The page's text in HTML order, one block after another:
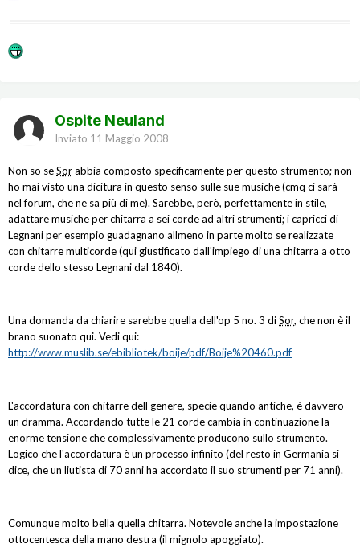
Ospite Neuland
Inviato 11 Maggio 2008
Non so seSorabbia composto specificamente per questo strumento; non
ho mai visto una dicitura in questo senso sulle sue musiche (cmq ci sarà
nel forum, che ne sa più di me). Sarebbe, però, perfettamente in stile,
adattare musiche per chitarra a sei corde ad altri strumenti; i capricci di
Legnani per esempio guadagnano allmeno in parte molto se realizzate
con chitarre multicorde (qui giustificato dall'impiego di una chitarra a otto
corde dello stesso Legnani dal 1840).
Una domanda da chiarire sarebbe quella dell'op 5 no. 3 diSor, che non è il
brano suonato qui. Vedi qui:
http://www.muslib.se/ebibliotek/boije/pdf/Boije%20460.pdf
L'accordatura con chitarre dell genere, specie quando antiche, è davvero
un dramma. Accordando tutte le 21 corde cambia in continuazione la
enorme tensione che complessivamente producono sullo strumento.
Logico che l'accordatura è un processo infinito (del resto in Germania si
dice, che un liutista di 70 anni ha accordato il suo strumenti per 71 anni).
Comunque molto bella quella chitarra. Notevole anche la impostazione
ottocentesca della mano destra (il mignolo apoggiato).